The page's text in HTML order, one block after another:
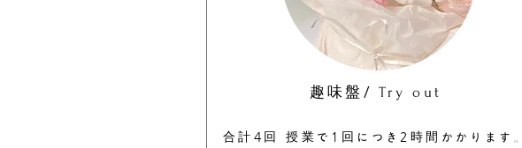
趣味盤/ Try out
合計4回
授業で1回につき2時間かかります。